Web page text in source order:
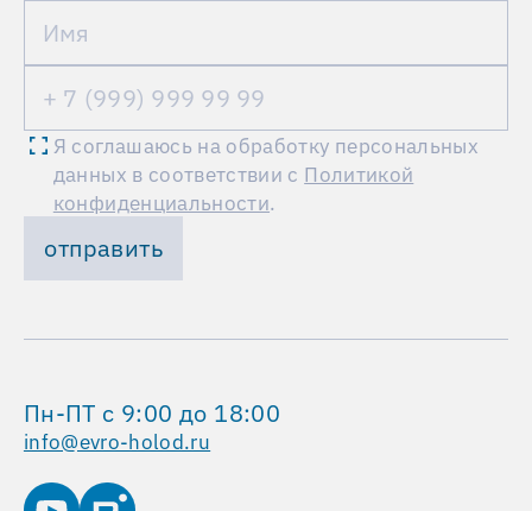
Я соглашаюсь на обработку персональных
данных в соответствии с Политикой
конфиденциальности.
отправить
Пн-ПТ с 9:00 до 18:00
info@evro-holod.ru